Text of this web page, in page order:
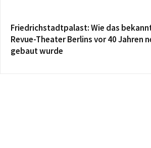
Friedrichstadtpalast: Wie das
Revue-Theater Berlins vor 40 Jahren
gebaut wurde